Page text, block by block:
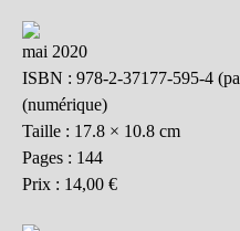
mai 2020
ISBN : 978-2-37177-595-4
(numérique)
Taille : 17.8 × 10.8 cm
Pages : 144
Prix : 14,00 €